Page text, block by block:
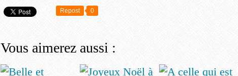
Repost 0
Vous aimerez aussi :